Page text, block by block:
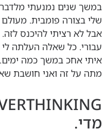
במשך שנים נמנעתי
שלי בצורה פומבית.
אבל לא רציתי להיכנס
עבורי. כל שאלה העלתה לי
איתי אחכ במשך כמה
מתה על זה ואני חושבת
מדי.